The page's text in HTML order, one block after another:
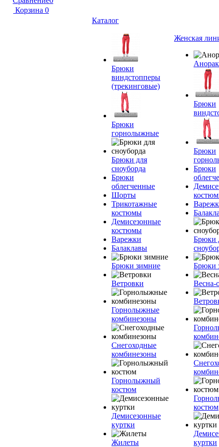
Корзина 0
Каталог
Брюки
виндстопперы
(трекинговые)
Брюки
горнолыжные
Брюки для
сноуборда
Брюки
облегченные
Шорты
Трикотажные
костюмы
Демисезонные
костюмы
Варежки
Балаклавы
Брюки зимние
Ветровки
Горнолыжные
комбинезоны
Снегоходные
комбинезоны
Горнолыжный
костюм
Демисезонные
куртки
Жилеты
Женская
Брюки
Брюки
Брюки
Брюки
Брюки
Весна-
костюм
куртки